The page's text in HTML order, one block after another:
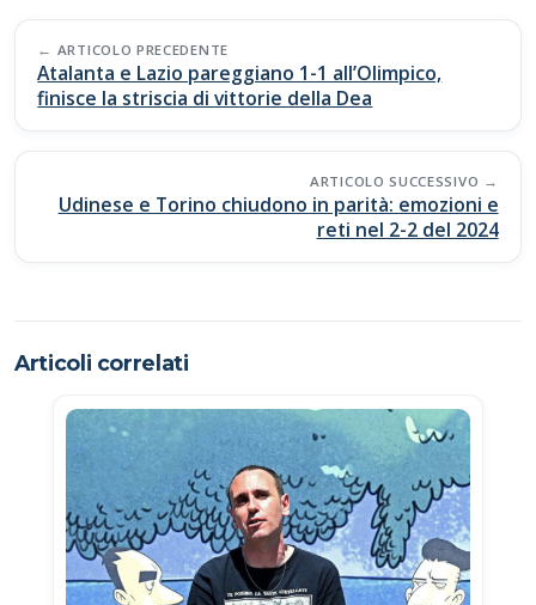
b
o
o
k
s
A
p
p
y
Li
n
k
di
vi
di
Post
navigation
ARTICOLO PRECEDENTE
Atalanta e Lazio pareggiano 1-1 all’Olimpico,
finisce la striscia di vittorie della Dea
ARTICOLO SUCCESSIVO
Udinese e Torino chiudono in parità: emozioni e
reti nel 2-2 del 2024
Articoli correlati